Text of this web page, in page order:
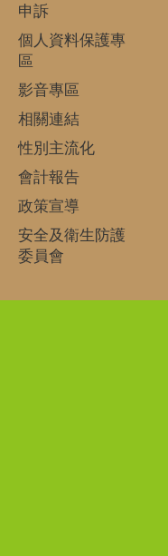
申訴
個人資料保護專
區
影音專區
相關連結
性別主流化
會計報告
政策宣導
安全及衛生防護
委員會